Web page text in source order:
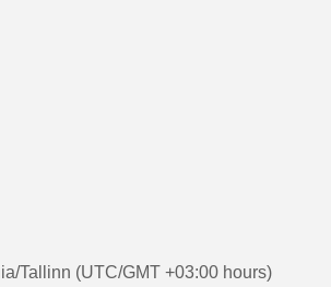
Tallinn (UTC/GMT +03:00 hours)